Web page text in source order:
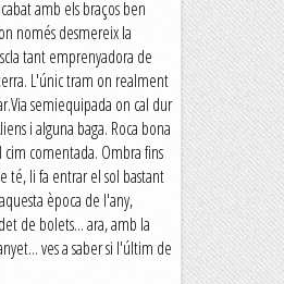
amb els braços ben
només desmereix la
tant emprenyadora de
L'únic tram on realment
semiequipada on cal dur
i alguna baga. Roca bona
comentada. Ombra fins
té, li fa entrar el sol bastant
època de l'any,
de bolets... ara, amb la
ves a saber si l'últim de